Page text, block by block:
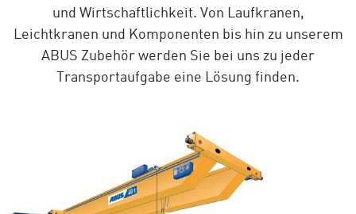
und Wirtschaftlichkeit. Von Laufkranen,
Leichtkranen und Komponenten bis hin zu unserem
ABUS Zubehör werden Sie bei uns zu jeder
Transportaufgabe eine Lösung finden.